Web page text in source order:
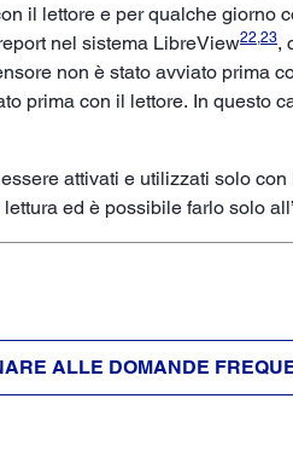
il lettore e per qualche giorno
nel sistema LibreView22,23,
non è stato avviato prima
prima con il lettore. In questo
attivati e utilizzati solo con
ed è possibile farlo solo
ALLE DOMANDE